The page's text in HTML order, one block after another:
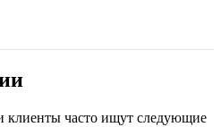
клиенты часто ищут следующие